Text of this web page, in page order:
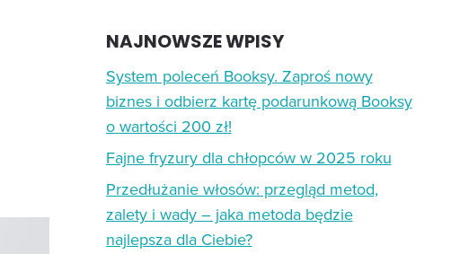
NAJNOWSZE WPISY
System poleceń Booksy. Zaproś nowy
biznes i odbierz kartę podarunkową Booksy
o wartości 200 zł!
Fajne fryzury dla chłopców w 2025 roku
Przedłużanie włosów: przegląd metod,
zalety i wady – jaka metoda będzie
najlepsza dla Ciebie?